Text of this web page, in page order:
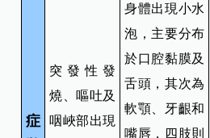
症
突發性發
燒、嘔吐及
咽峽部出現
身體出現小水
泡，主要分布
於口腔黏膜及
舌頭，其次為
軟顎、牙齦和
嘴唇，四肢則